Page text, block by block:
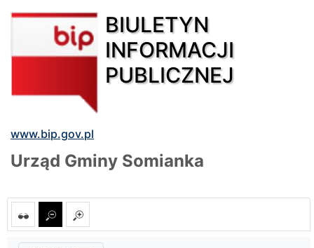
BIULETYN
INFORMACJI
PUBLICZNEJ
www.bip.gov.pl
Urząd Gminy Somianka